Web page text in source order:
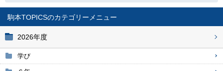
駒本TOPICS
2026年度
学び